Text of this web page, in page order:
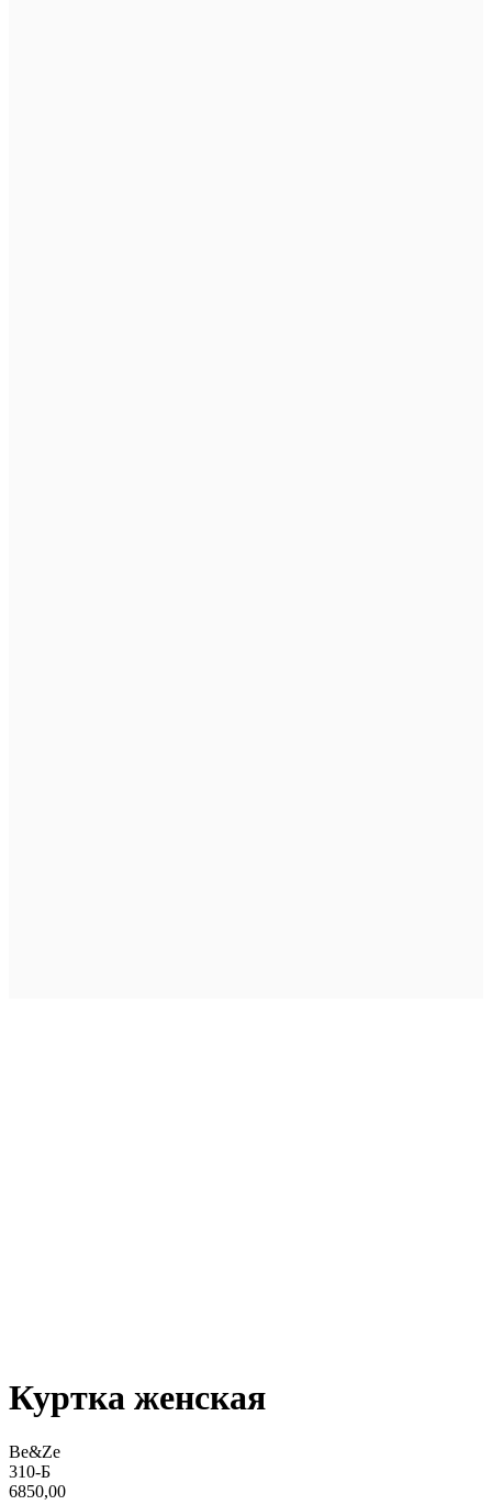
Куртка женская
Be&Ze
310-Б
6850,00